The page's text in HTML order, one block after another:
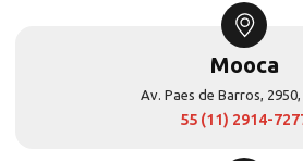
Mooca
Av. Paes de Barros,
55 (11) 2914-